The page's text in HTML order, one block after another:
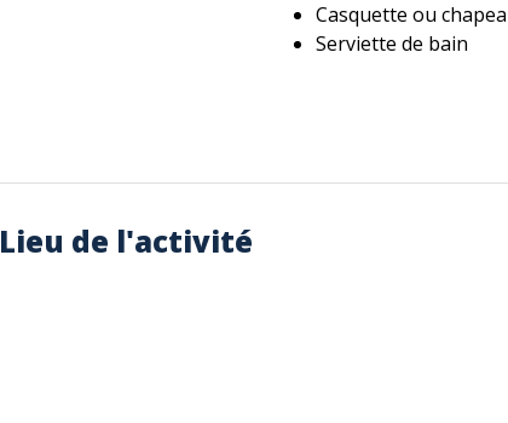
Casquette ou
Serviette de bain
Lieu de l'activité